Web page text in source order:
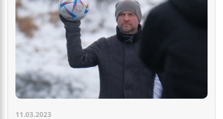
11.03.2023